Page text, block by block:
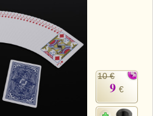
10 €
9 €